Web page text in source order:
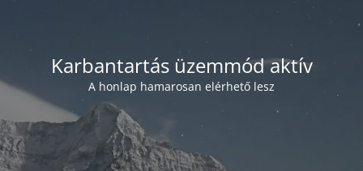
Karbantartás üzemmód aktív
A honlap hamarosan elérhető lesz